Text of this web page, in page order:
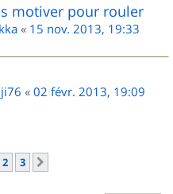
motiver pour rouler
« 15 nov. 2013, 19:33
« 02 févr. 2013, 19:09
2 3